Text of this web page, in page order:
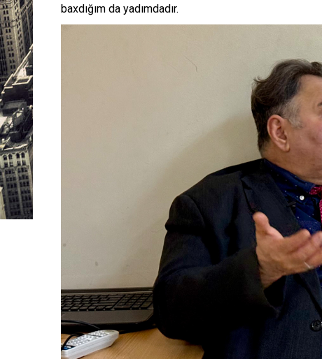
baxdığım da yadımdadır.